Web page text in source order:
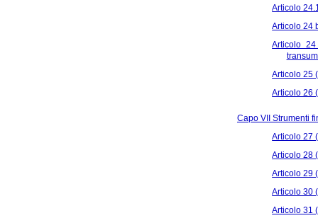
Articolo
Articolo 24
Articolo
Articolo 25
Articolo 26
Capo VII Strumenti
Articolo 27
Articolo 28
Articolo 29
Articolo 30
Articolo 31